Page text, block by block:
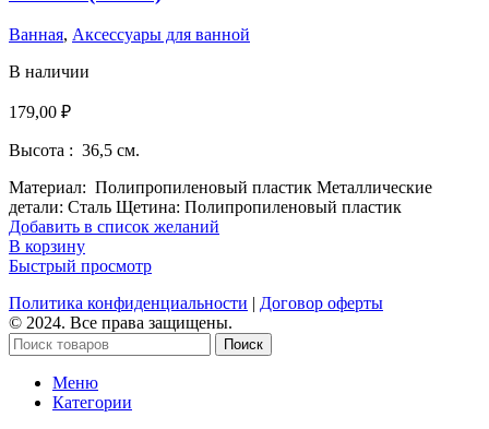
Ванная, Аксессуары для ванной
В наличии
179,00 ₽
Высота : 36,5 см.
Материал: Полипропиленовый пластик Металлические
детали: Сталь Щетина: Полипропиленовый пластик
Добавить в список желаний
В корзину
Быстрый просмотр
Политика конфиденциальности | Договор оферты
© 2024. Все права защищены.
Поиск
Меню
Категории